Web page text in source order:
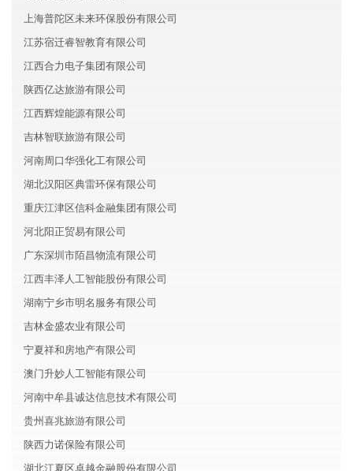
上海普陀区未来环保股份有限公司
江苏宿迁睿智教育有限公司
江西合力电子集团有限公司
陕西亿达旅游有限公司
江西辉煌能源有限公司
吉林智联旅游有限公司
河南周口华强化工有限公司
湖北汉阳区典雷环保有限公司
重庆江津区信科金融集团有限公司
河北阳正贸易有限公司
广东深圳市陌昌物流有限公司
江西丰泽人工智能股份有限公司
湖南宁乡市明名服务有限公司
吉林金盛农业有限公司
宁夏祥和房地产有限公司
澳门升妙人工智能有限公司
河南中牟县诚达信息技术有限公司
贵州喜兆旅游有限公司
陕西力诺保险有限公司
湖北江夏区卓越金融股份有限公司